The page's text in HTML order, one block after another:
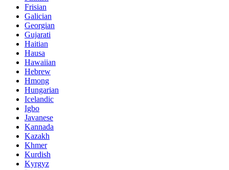
Frisian
Galician
Georgian
Gujarati
Haitian
Hausa
Hawaiian
Hebrew
Hmong
Hungarian
Icelandic
Igbo
Javanese
Kannada
Kazakh
Khmer
Kurdish
Kyrgyz